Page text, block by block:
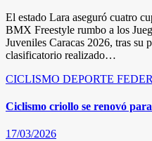
El estado Lara aseguró cuatro
BMX Freestyle rumbo a los
Juveniles Caracas 2026, tras su
clasificatorio realizado…
CICLISMO DEPORTE
Ciclismo criollo se renovó
17/03/2026